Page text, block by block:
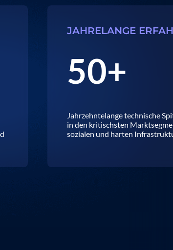
JAHRELANGE
50+
Jahrzehntelange technische
in den kritischsten
sozialen und harten